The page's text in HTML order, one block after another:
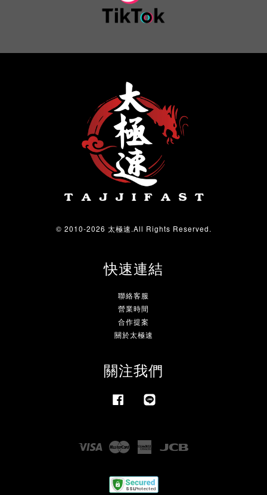
© 2010-2026 太極速.All Rights Reserved.
快速連結
聯絡客服
營業時間
合作提案
關於太極速
關注我們
Facebook
Visa Master
American